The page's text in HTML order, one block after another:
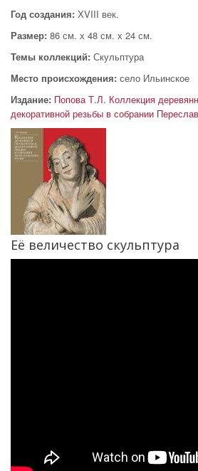
Год создания: ХVIII век.
Размер: 86 см. х 48 см. х 24 см.
Темы коллекций: Скульптура
Место происхождения: село Ильинское
Издание: Попова Т.Л. Коллекция
декоративной резьбы в собрании
Её величество скульптура